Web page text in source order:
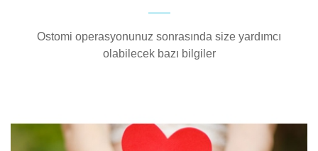
Ostomi operasyonunuz sonrasında size yardımcı
olabilecek bazı bilgiler